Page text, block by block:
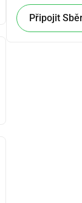
Připojit